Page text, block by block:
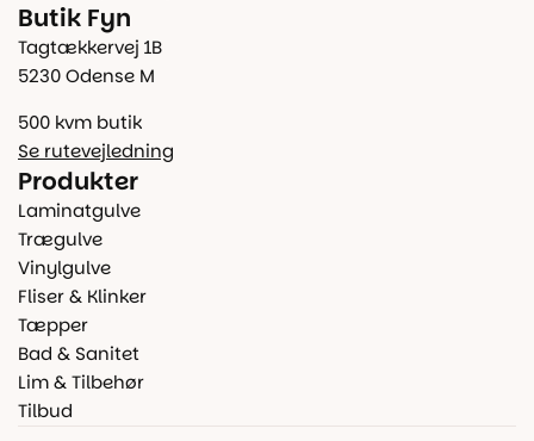
Butik Fyn
Tagtækkervej 1B
5230 Odense M
500 kvm butik
Se rutevejledning
Produkter
Laminatgulve
Trægulve
Vinylgulve
Fliser & Klinker
Tæpper
Bad & Sanitet
Lim & Tilbehør
Tilbud